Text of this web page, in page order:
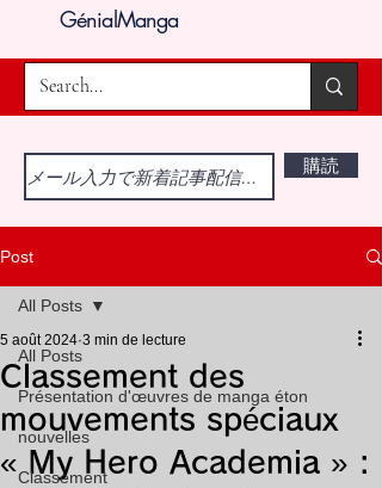
GénialManga
購読
Post
All Posts
Présentation d'œuvres de manga éton
nouvelles
Classement
All Posts
Classement des
mouvements spéciaux
« My Hero Academia » :
5 août 2024 3 min de lecture